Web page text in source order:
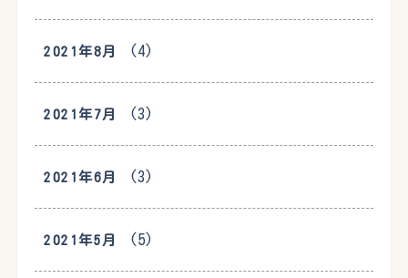
2021年8月 (4)
2021年7月 (3)
2021年6月 (3)
2021年5月 (5)